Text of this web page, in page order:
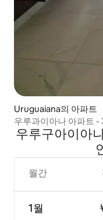
Uruguaiana의 아파트
우루과이아나 아파트 -
우루구아이아
월간
1월